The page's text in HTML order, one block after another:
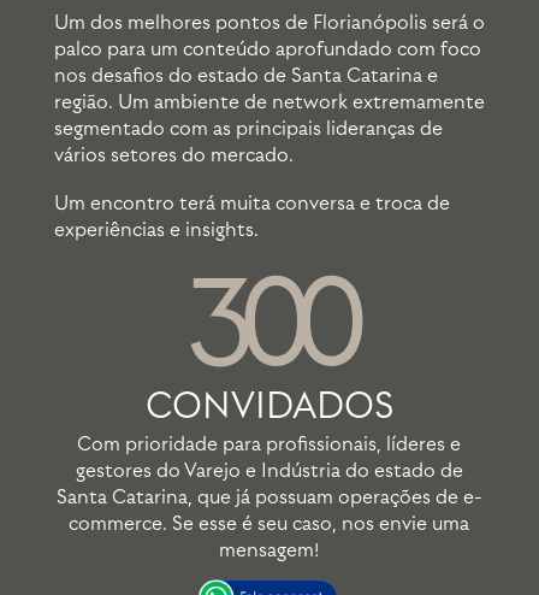
Um dos melhores pontos de Florianópolis será o
palco para um conteúdo aprofundado com foco
nos desafios do estado de Santa Catarina e
região. Um ambiente de network extremamente
segmentado com as principais lideranças de
vários setores do mercado.
Um encontro terá muita conversa e troca de
experiências e insights.300
CONVIDADOS
Com prioridade para profissionais, líderes e
gestores do Varejo e Indústria do estado de
Santa Catarina, que já possuam operações de e-
commerce. Se esse é seu caso, nos envie uma
mensagem!